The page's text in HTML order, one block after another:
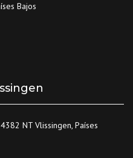
Bajos
NT Vlissingen, Países